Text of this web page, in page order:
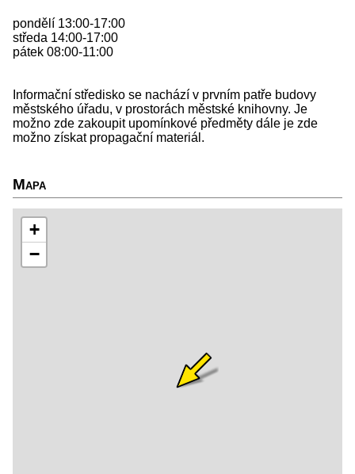
pondělí 13:00-17:00
středa 14:00-17:00
pátek 08:00-11:00
Informační středisko se nachází v prvním patře budovy
městského úřadu, v prostorách městské knihovny. Je
možno zde zakoupit upomínkové předměty dále je zde
možno získat propagační materiál.
Mapa